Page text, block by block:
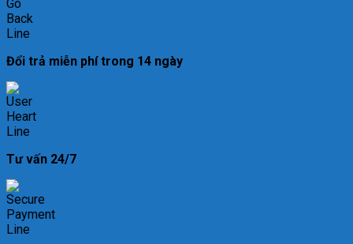
Đổi trả miễn phí trong 14 ngày
Tư vấn 24/7